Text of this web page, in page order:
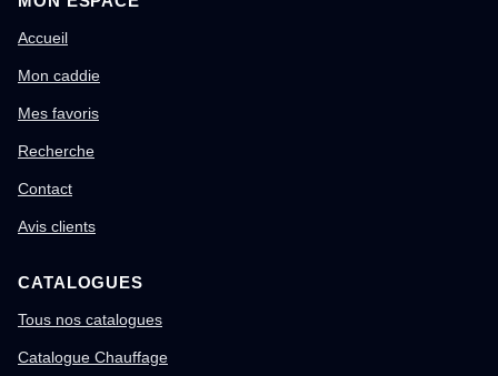
Accueil
Mon caddie
Mes favoris
Recherche
Contact
Avis clients
CATALOGUES
Tous nos catalogues
Catalogue Chauffage